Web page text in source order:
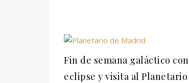
Fin de semana galáctico con
eclipse y visita al Planetario